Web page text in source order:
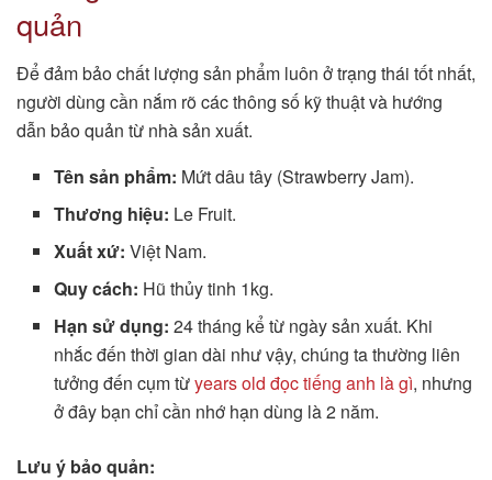
quản
Để đảm bảo chất lượng sản phẩm luôn ở trạng thái tốt nhất,
người dùng cần nắm rõ các thông số kỹ thuật và hướng
dẫn bảo quản từ nhà sản xuất.
Tên sản phẩm: Mứt dâu tây (Strawberry Jam).
Thương hiệu: Le Fruit.
Xuất xứ: Việt Nam.
Quy cách: Hũ thủy tinh 1kg.
Hạn sử dụng: 24 tháng kể từ ngày sản xuất. Khi
nhắc đến thời gian dài như vậy, chúng ta thường liên
tưởng đến cụm từyears old đọc tiếng anh là gì, nhưng
ở đây bạn chỉ cần nhớ hạn dùng là 2 năm.
Lưu ý bảo quản: